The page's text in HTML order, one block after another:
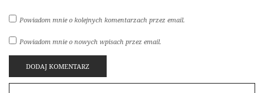
Powiadom mnie o kolejnych komentarzach przez email.
Powiadom mnie o nowych wpisach przez email.